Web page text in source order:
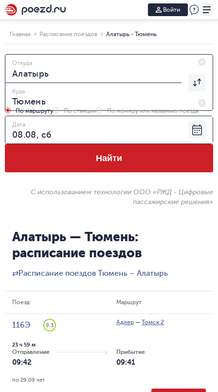
Войти
Главная Расписание поездов Алатырь - Тюмень
Откуда
Куда
По маршруту По станции
По номеру или названию поезда
Дата
Найти
С использованием технологии ООО «РЖД - Цифровые
пассажирские решения»
Алатырь — Тюмень:
расписание поездов
⇄Расписание поездов Тюмень – Алатырь
Поезд Маршрут
116Э 9.3 Адлер — Томск 2
Отправление
09:42
23 ч 59 м
Прибытие
09:41
по 29.09 чет